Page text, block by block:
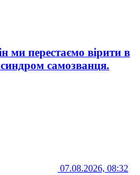
ми перестаємо вірити в
синдром самозванця.
07.08.2026, 08:32